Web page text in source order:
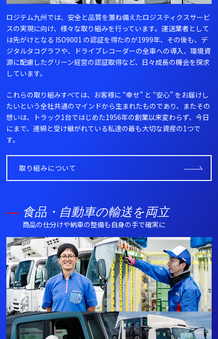
ロジテム九州では、安全と品質を兼ね備えたロジスティクスサービ
スの実現に向け、様々な取り組みを行っています。運送業者として
は先がけとなる ISO9001 の認証を得たのが1999年、その後も、デ
ジタルタコグラフや、ドライブレコーダーの全車への導入、環境資
源に配慮したグリーン経営の認証取得など、日々成長の機会を探求
しています。
これらの取り組みすべては、お客様に “幸せ” と “安心” をお届けし
たいという全社共通のマインドから生まれたものであり、またその
想いは、トラック1台ではじめた1956年の創業以来変わらず、今日
にまで、連綿と受け継がれている私達の最も大切な資産の1つで
す。
取り組みについて
食品・自動車の輸送を両立
商品の仕分けや納車の整備も自身の手で確実に